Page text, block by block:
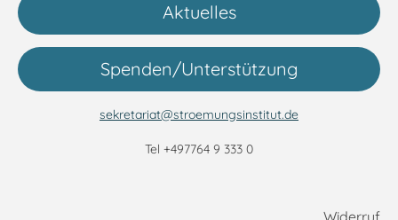
Aktuelles
Spenden/Unterstützung
sekretariat@stroemungsinstitut.de
Tel +497764 9 333 0
Widerruf